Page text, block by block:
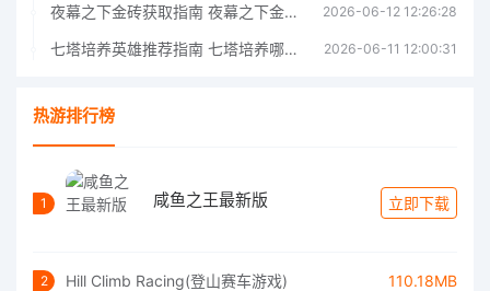
夜幕之下金砖获取指南 夜幕之下金砖获取方法 2026-06-12 12:26:28
七塔培养英雄推荐指南 七塔培养哪个英雄好 2026-06-11 12:00:31
热游排行榜
1 咸鱼之王最新版 立即下载
2 Hill Climb Racing(登山赛车游戏) 110.18MB